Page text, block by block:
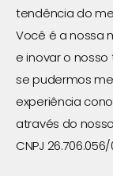
tendência do
Você é a nossa
e inovar o
se pudermos
experiência
através do
CNPJ